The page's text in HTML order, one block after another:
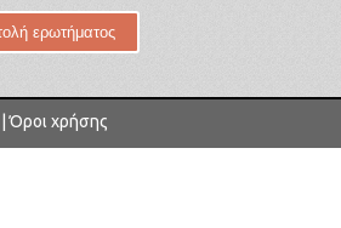
Όροι χρήσης